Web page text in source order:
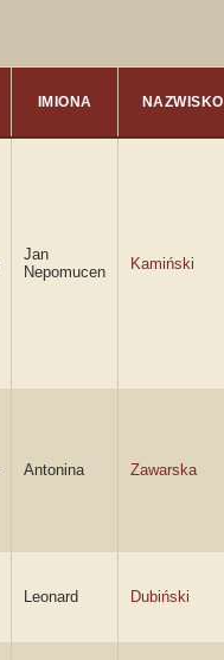
IMIONA NAZWISKO
Jan
Nepomucen
Kamiński
Antonina Zawarska
Leonard Dubiński